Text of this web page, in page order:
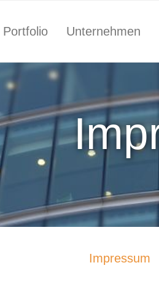
Portfolio Unternehmen
Impressum